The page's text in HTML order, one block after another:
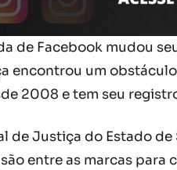
de Facebook mudou
encontrou um
2008 e tem seu
de Justiça do Estado
entre as marcas